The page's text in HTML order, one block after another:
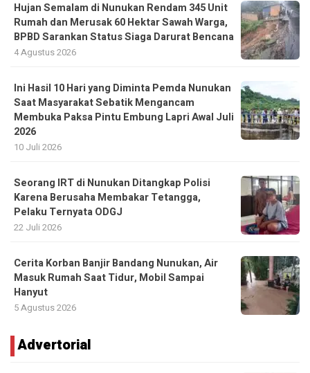
Hujan Semalam di Nunukan Rendam 345 Unit
Rumah dan Merusak 60 Hektar Sawah Warga,
BPBD Sarankan Status Siaga Darurat Bencana
4 Agustus 2026
Ini Hasil 10 Hari yang Diminta Pemda Nunukan
Saat Masyarakat Sebatik Mengancam
Membuka Paksa Pintu Embung Lapri Awal Juli
2026
10 Juli 2026
Seorang IRT di Nunukan Ditangkap Polisi
Karena Berusaha Membakar Tetangga,
Pelaku Ternyata ODGJ
22 Juli 2026
Cerita Korban Banjir Bandang Nunukan, Air
Masuk Rumah Saat Tidur, Mobil Sampai
Hanyut
5 Agustus 2026
Advertorial